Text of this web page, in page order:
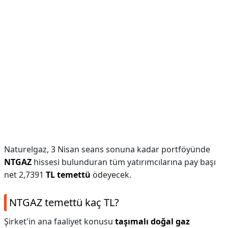
Naturelgaz, 3 Nisan seans sonuna kadar portföyünde
NTGAZ hissesi bulunduran tüm yatırımcılarına pay başı
net 2,7391 TL temettü ödeyecek.
NTGAZ temettü kaç TL?
Şirket'in ana faaliyet konusu taşımalı doğal gaz